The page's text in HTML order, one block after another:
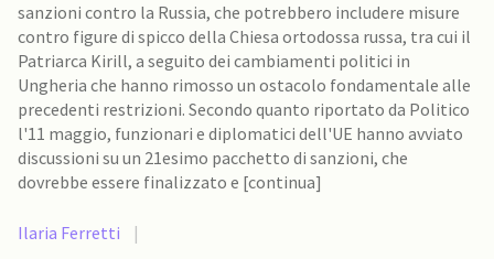
sanzioni contro la Russia, che potrebbero includere misure
contro figure di spicco della Chiesa ortodossa russa, tra cui il
Patriarca Kirill, a seguito dei cambiamenti politici in
Ungheria che hanno rimosso un ostacolo fondamentale alle
precedenti restrizioni. Secondo quanto riportato da Politico
l'11 maggio, funzionari e diplomatici dell'UE hanno avviato
discussioni su un 21esimo pacchetto di sanzioni, che
dovrebbe essere finalizzato e [continua]
Ilaria Ferretti |